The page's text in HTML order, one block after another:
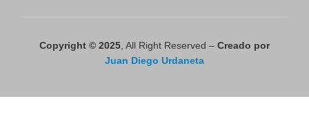
Copyright © 2025 , All Right Reserved – Creado por
Juan Diego Urdaneta